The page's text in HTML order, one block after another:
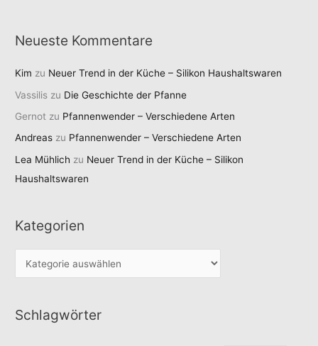
Neueste Kommentare
Kim zu Neuer Trend in der Küche – Silikon Haushaltswaren
Vassilis zu Die Geschichte der Pfanne
Gernot zu Pfannenwender – Verschiedene Arten
Andreas zu Pfannenwender – Verschiedene Arten
Lea Mühlich zu Neuer Trend in der Küche – Silikon
Haushaltswaren
Kategorien
a
e
Schlagwörter